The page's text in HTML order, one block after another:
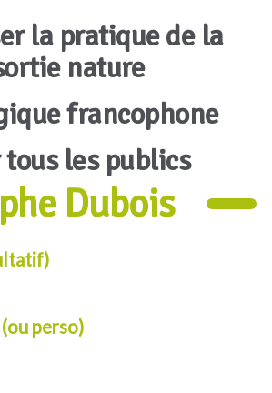
la pratique de la
nature
francophone
tous les publics
Dubois
perso)